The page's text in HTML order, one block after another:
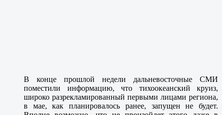
В конце прошлой недели дальневосточные СМИ
поместили информацию, что тихоокеанский круиз,
широко разрекламированный первыми лицами региона,
в мае, как планировалось ранее, запущен не будет.